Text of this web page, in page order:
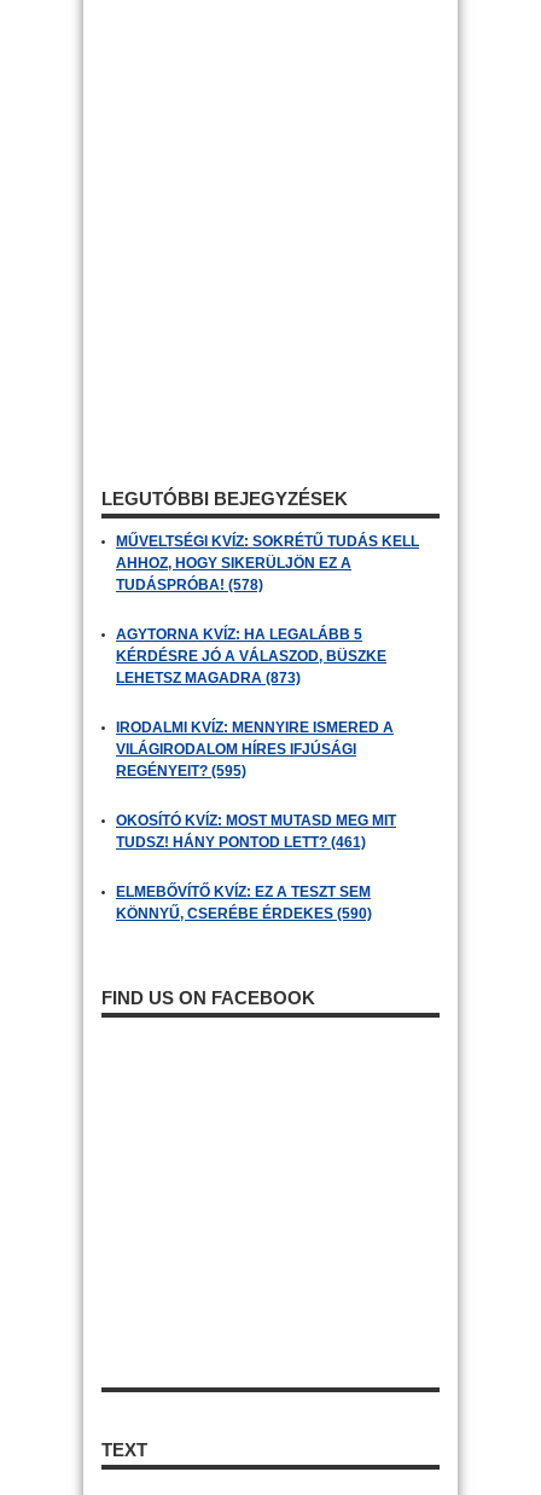
LEGUTÓBBI BEJEGYZÉSEK
MŰVELTSÉGI KVÍZ: SOKRÉTŰ TUDÁS KELL
AHHOZ, HOGY SIKERÜLJÖN EZ A
TUDÁSPRÓBA! (578)
AGYTORNA KVÍZ: HA LEGALÁBB 5
KÉRDÉSRE JÓ A VÁLASZOD, BÜSZKE
LEHETSZ MAGADRA (873)
IRODALMI KVÍZ: MENNYIRE ISMERED A
VILÁGIRODALOM HÍRES IFJÚSÁGI
REGÉNYEIT? (595)
OKOSÍTÓ KVÍZ: MOST MUTASD MEG MIT
TUDSZ! HÁNY PONTOD LETT? (461)
ELMEBŐVÍTŐ KVÍZ: EZ A TESZT SEM
KÖNNYŰ, CSERÉBE ÉRDEKES (590)
FIND US ON FACEBOOK
TEXT